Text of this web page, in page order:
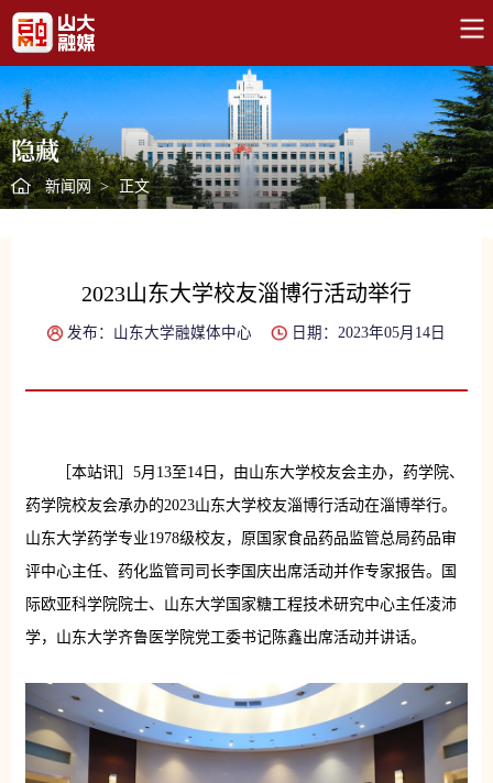
隐藏
新闻网 > 正文
2023山东大学校友淄博行活动举行
发布：山东大学融媒体中心 日期：2023年05月14日
［本站讯］5月13至14日，由山东大学校友会主办，药学院、
药学院校友会承办的2023山东大学校友淄博行活动在淄博举行。
山东大学药学专业1978级校友，原国家食品药品监管总局药品审
评中心主任、药化监管司司长李国庆出席活动并作专家报告。国
际欧亚科学院院士、山东大学国家糖工程技术研究中心主任凌沛
学，山东大学齐鲁医学院党工委书记陈鑫出席活动并讲话。